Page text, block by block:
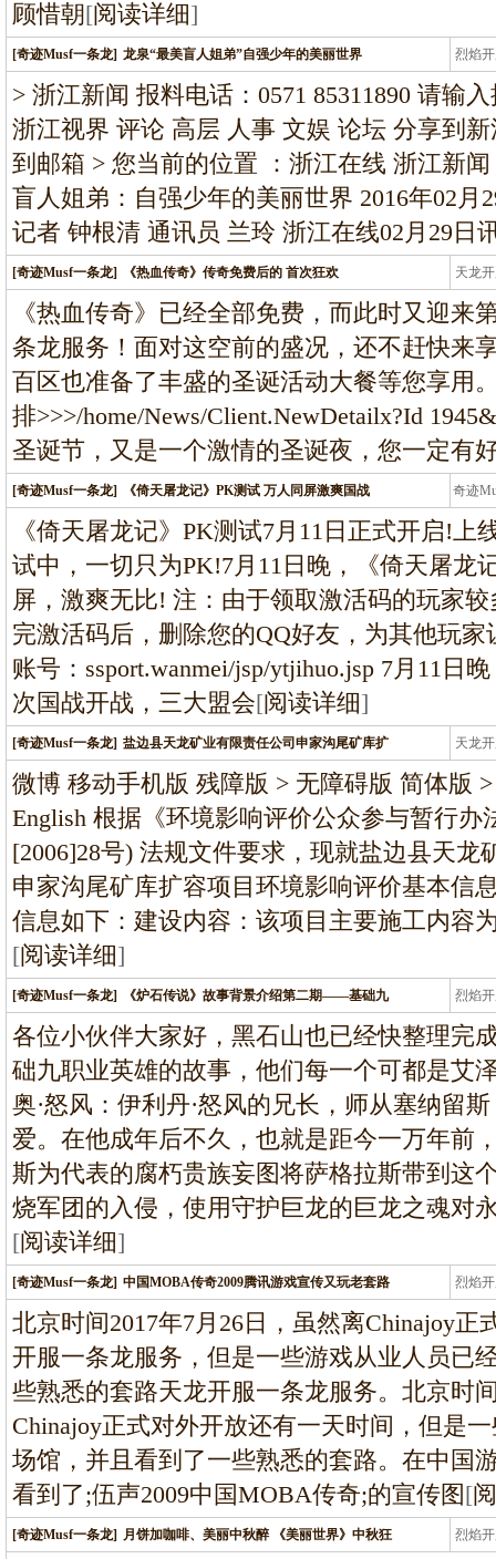
顾惜朝[阅读详细]
[奇迹Musf一条龙] 龙泉“最美盲人姐弟”自强少年的美丽世界 烈焰
龙
> 浙江新闻 报料电话：0571 85311890 请输
浙江视界 评论 高层 人事 文娱 论坛 分享到
到邮箱 > 您当前的位置 ：浙江在线 浙江新
盲人姐弟：自强少年的美丽世界 2016年02月
记者 钟根清 通讯员 兰玲 浙江在线02月29日
[奇迹Musf一条龙] 《热血传奇》传奇免费后的 首次狂欢 天龙
龙
《热血传奇》已经全部免费，而此时又迎来
条龙服务！面对这空前的盛况，还不赶快来
百区也准备了丰盛的圣诞活动大餐等您享用
排>>>/home/News/Client.NewDetailx?Id
圣诞节，又是一个激情的圣诞夜，您一定有
[奇迹Musf一条龙] 《倚天屠龙记》PK测试 万人同屏激爽国战 奇迹
条
《倚天屠龙记》PK测试7月11日正式开启!
试中，一切只为PK!7月11日晚，《倚天屠龙
屏，激爽无比! 注：由于领取激活码的玩家
完激活码后，删除您的QQ好友，为其他玩
账号：ssport.wanmei/jsp/ytjihuo.jsp 7月11日
次国战开战，三大盟会[阅读详细]
[奇迹Musf一条龙] 盐边县天龙矿业有限责任公司申家沟尾矿库扩 天龙
龙
微博 移动手机版 残障版 > 无障碍版 简体版
English 根据《环境影响评价公众参与暂行办
[2006]28号) 法规文件要求，现就盐边县天龙
申家沟尾矿库扩容项目环境影响评价基本信
信息如下：建设内容：该项目主要施工内容
[阅读详细]
[奇迹Musf一条龙] 《炉石传说》故事背景介绍第二期——基础九 烈焰
龙
各位小伙伴大家好，黑石山也已经快整理完
础九职业英雄的故事，他们每一个可都是艾
奥·怒风：伊利丹·怒风的兄长，师从塞纳留
爱。在他成年后不久，也就是距今一万年前
斯为代表的腐朽贵族妄图将萨格拉斯带到这
烧军团的入侵，使用守护巨龙的巨龙之魂对
[阅读详细]
[奇迹Musf一条龙] 中国MOBA传奇2009腾讯游戏宣传又玩老套路 烈焰
龙
北京时间2017年7月26日，虽然离Chinajoy
开服一条龙服务，但是一些游戏从业人员已
些熟悉的套路天龙开服一条龙服务。北京时
Chinajoy正式对外开放还有一天时间，但是
场馆，并且看到了一些熟悉的套路。在中国
看到了;伍声2009中国MOBA传奇;的宣传图[
[奇迹Musf一条龙] 月饼加咖啡、美丽中秋醉 《美丽世界》中秋狂 烈焰